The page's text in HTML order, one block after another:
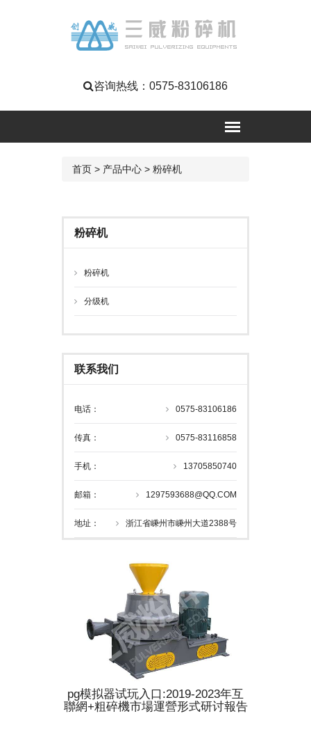
咨询热线： 0575-83106186
首页 > 产品中心 > 粉碎机
粉碎机
粉碎机
分级机
联系我们
电话： 0575-83106186
传真： 0575-83116858
手机： 13705850740
邮箱： 1297593688@QQ.COM
地址： 浙江省嵊州市嵊州大道2388号
pg模拟器试玩入口:2019-2023年互
聯網+粗碎機市場運營形式研讨報告